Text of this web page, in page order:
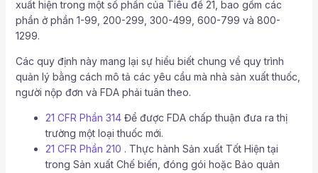
xuất hiện trong một số phần của Tiêu đề 21, bao gồm các
phần ở phần 1-99, 200-299, 300-499, 600-799 và 800-
1299.
Các quy định này mang lại sự hiểu biết chung về quy trình
quản lý bằng cách mô tả các yêu cầu mà nhà sản xuất thuốc,
người nộp đơn và FDA phải tuân theo.
21 CFR Phần 314Để được FDA chấp thuận đưa ra thị
trường một loại thuốc mới.
21 CFR Phần 210 . Thực hành Sản xuất Tốt Hiện tại
trong Sản xuất Chế biến, đóng gói hoặc Bảo quản